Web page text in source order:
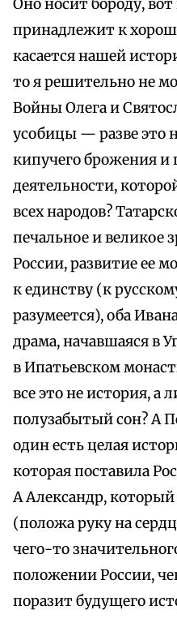
Оно носит бороду, вот
принадлежит к
касается нашей
то я решительно не
Войны Олега и
усобицы — разве это
кипучего брожения и
деятельности,
всех народов?
печальное и великое
России, развитие ее
к единству (к
разумеется), оба
драма, начавшаяся в
в Ипатьевском
все это не история, а
полузабытый сон? А
один есть целая
которая поставила
А Александр,
(положа руку на
чего-то
положении России,
поразит будущего